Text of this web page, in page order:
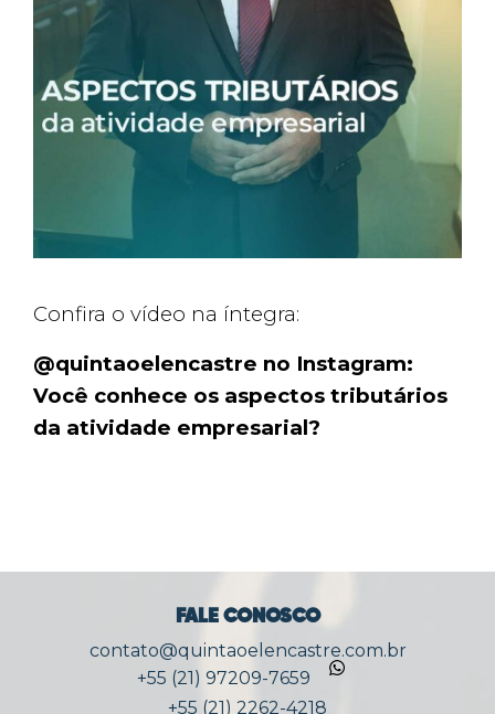
Confira o vídeo na íntegra:
@quintaoelencastre no Instagram:
Você conhece os aspectos tributários
da atividade empresarial?
FALE CONOSCO
contato@quintaoelencastre.com.br
+55 (21) 97209-7659
+55 (21) 2262-4218